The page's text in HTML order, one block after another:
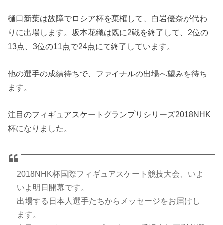
樋口新葉は故障でロシア杯を棄権して、白岩優奈が代わ
りに出場します。坂本花織は既に2戦を終了して、2位の
13点、3位の11点で24点にて終了しています。
他の選手の成績待ちで、ファイナルの出場へ望みを待ち
ます。
注目のフィギュアスケートグランプリシリーズ2018NHK
杯になりました。
2018NHK杯国際フィギュアスケート競技大会、いよ
いよ明日開幕です。
出場する日本人選手たちからメッセージをお届けし
ます。